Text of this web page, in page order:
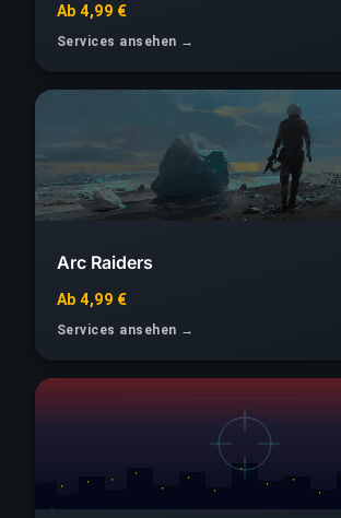
Ab 4,99 €
Services ansehen →
Arc Raiders
Ab 4,99 €
Services ansehen →